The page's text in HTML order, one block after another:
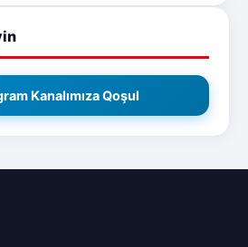
Kanalımıza Qoşul